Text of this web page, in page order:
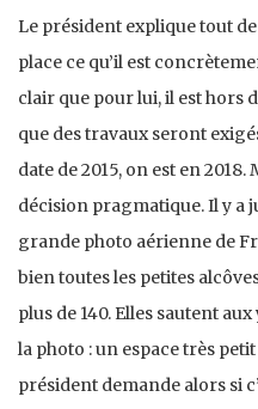
Le président explique tout
place ce qu’il est
clair que pour lui, il est hors
que des travaux seront
date de 2015, on est en
décision pragmatique. Il y a
grande photo aérienne de
bien toutes les petites
plus de 140. Elles sautent
la photo : un espace très
président demande alors si